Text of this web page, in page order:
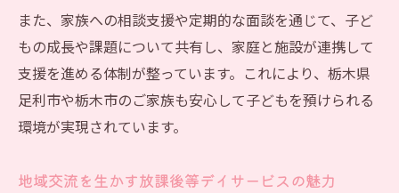
また、家族への相談支援や定期的な面談を通じて、子ど
もの成長や課題について共有し、家庭と施設が連携して
支援を進める体制が整っています。これにより、栃木県
足利市や栃木市のご家族も安心して子どもを預けられる
環境が実現されています。
地域交流を生かす放課後等デイサービスの魅力